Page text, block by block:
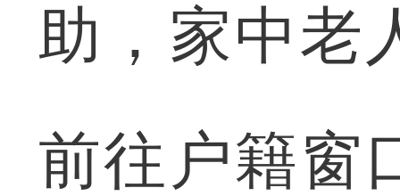
助，家中老
前往户籍窗